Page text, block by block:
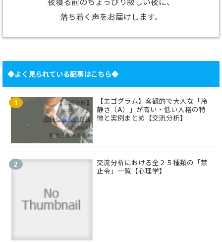
夜寝る前のちょっぴり寂しい夜に、
落ち着く声をお届けします。
◆よく見られている記事はこちら◆
【エゴグラム】客観的で大人な「冷
静さ（A）」が高い・低い人格の特
徴と実例まとめ【交流分析】
交流分析における全２５種類の「禁
止令」一覧【心理学】